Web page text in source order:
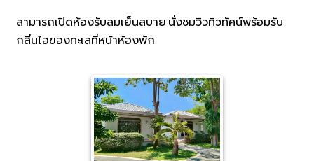
สามารถเปิดห้องรับลมเย็นสบาย นั่งชมวิวทิวทัศน์พร้อมรับ
กลิ่นไอของทะเลที่หน้าห้องพัก